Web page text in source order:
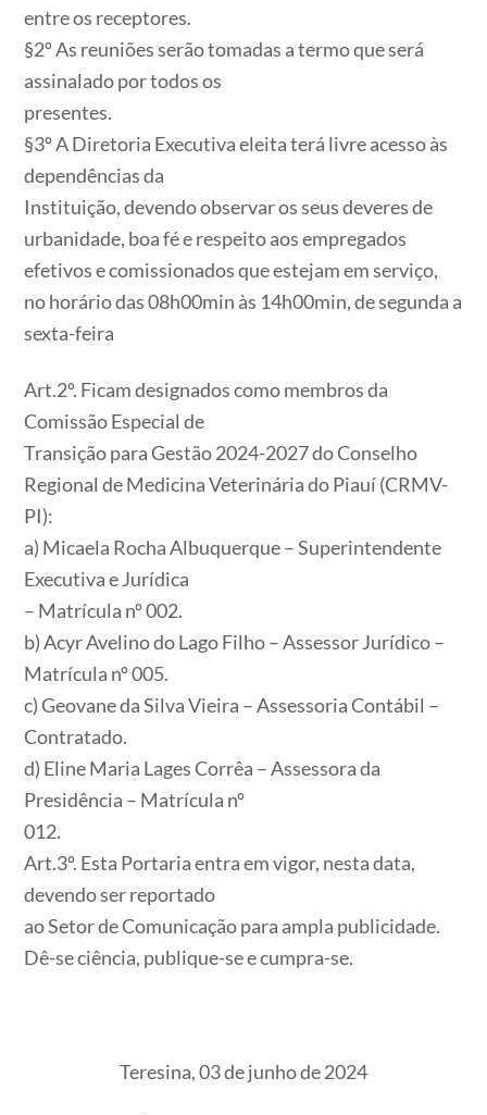
entre os receptores.
§2º As reuniões serão tomadas a termo que será
assinalado por todos os
presentes.
§3º A Diretoria Executiva eleita terá livre acesso às
dependências da
Instituição, devendo observar os seus deveres de
urbanidade, boa fé e respeito aos empregados
efetivos e comissionados que estejam em serviço,
no horário das 08h00min às 14h00min, de segunda a
sexta-feira
Art.2º. Ficam designados como membros da
Comissão Especial de
Transição para Gestão 2024-2027 do Conselho
Regional de Medicina Veterinária do Piauí (CRMV-
PI):
a) Micaela Rocha Albuquerque – Superintendente
Executiva e Jurídica
– Matrícula nº 002.
b) Acyr Avelino do Lago Filho – Assessor Jurídico –
Matrícula nº 005.
c) Geovane da Silva Vieira – Assessoria Contábil –
Contratado.
d) Eline Maria Lages Corrêa – Assessora da
Presidência – Matrícula nº
012.
Art.3º. Esta Portaria entra em vigor, nesta data,
devendo ser reportado
ao Setor de Comunicação para ampla publicidade.
Dê-se ciência, publique-se e cumpra-se.
Teresina, 03 de junho de 2024